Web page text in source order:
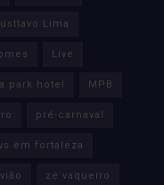
Lima
Live
park hotel MPB
pré-carnaval
em fortaleza
zé vaqueiro